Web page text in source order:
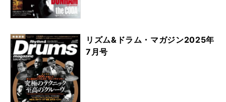
リズム&ドラム・マガジン2025年
7月号